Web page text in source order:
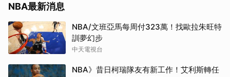
NBA最新消息
NBA/文班亞馬每周付323萬！找歐拉朱旺特
訓夢幻步
中天電視台
NBA》昔日柯瑞隊友有新工作！艾利斯轉任